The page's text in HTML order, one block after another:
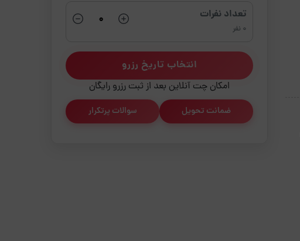
تعداد نفرات
0 نفر
انتخاب تاریخ رزرو
امکان چت آنلاین بعد از ثبت رزرو رایگان
ضمانت تحویل سوالات پرتکرار